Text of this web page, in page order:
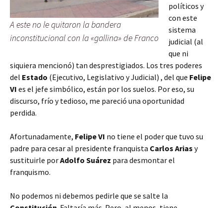
A este no le quitaron la bandera
inconstitucional con la «gallina» de Franco
políticos y
con este
sistema
judicial (al
que ni
siquiera mencionó) tan desprestigiados. Los tres poderes
del Estado (Ejecutivo, Legislativo y Judicial) , del que Felipe
VI es el jefe simbólico, están por los suelos. Por eso, su
discurso, frío y tedioso, me pareció una oportunidad
perdida.
Afortunadamente, Felipe VI no tiene el poder que tuvo su
padre para cesar al presidente franquista Carlos Arias y
sustituirle porAdolfo Suárez para desmontar el
franquismo.
No podemos ni debemos pedirle que se salte la